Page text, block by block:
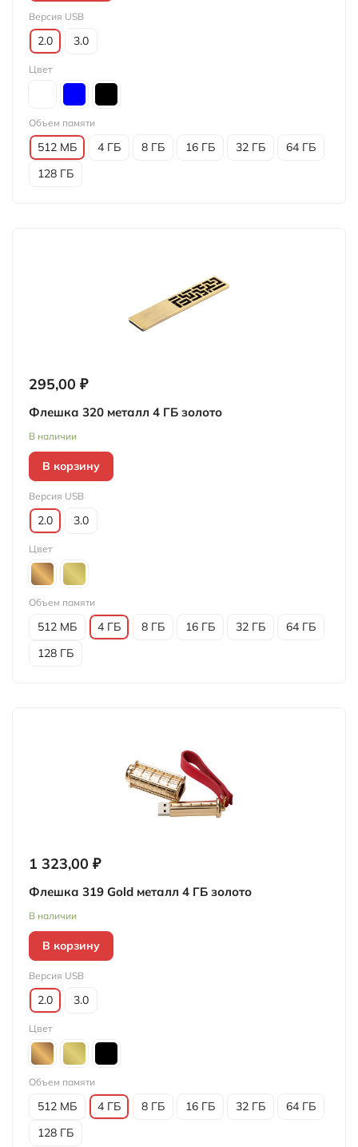
Версия USB
2.0 3.0
Цвет
Объем памяти
512 МБ 4 ГБ 8 ГБ 16 ГБ 32 ГБ
64 ГБ
128 ГБ
295,00 ₽
Флешка 320 металл 4 ГБ золото
В наличии
В корзину
Версия USB
2.0 3.0
Цвет
Объем памяти
512 МБ 4 ГБ 8 ГБ 16 ГБ 32 ГБ
64 ГБ
128 ГБ
1 323,00 ₽
Флешка 319 Gold металл 4 ГБ золото
В наличии
В корзину
Версия USB
2.0 3.0
Цвет
Объем памяти
512 МБ 4 ГБ 8 ГБ 16 ГБ 32 ГБ
64 ГБ
128 ГБ